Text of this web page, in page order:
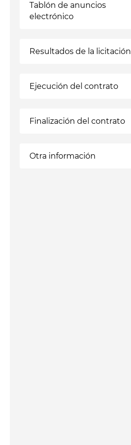
Tablón de anuncios
electrónico
Resultados de la licitación
Ejecución del contrato
Finalización del contrato
Otra información